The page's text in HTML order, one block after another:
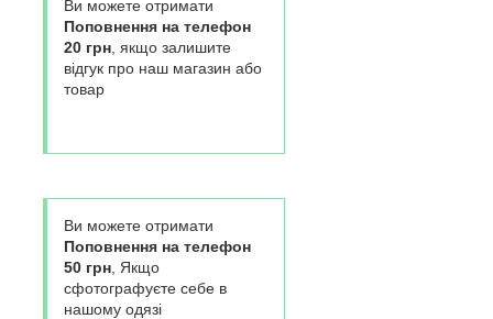
Ви можете отримати
Поповнення на телефон
20 грн, якщо залишите
відгук про наш магазин або
товар
Ви можете отримати
Поповнення на телефон
50 грн, Якщо
сфотографуєте себе в
нашому одязі